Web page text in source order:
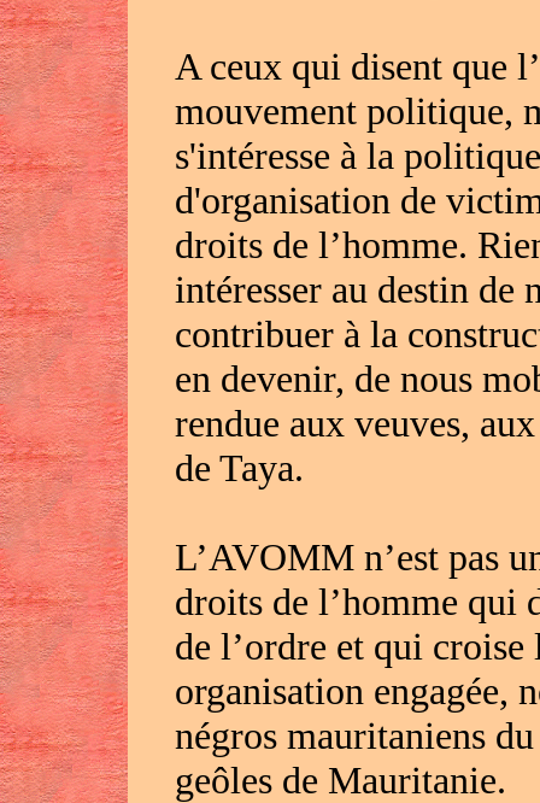
A ceux qui disent que
mouvement politique,
s'intéresse à la
d'organisation de
droits de l’homme.
intéresser au destin de
contribuer à la
en devenir, de nous
rendue aux veuves,
de Taya.
L’AVOMM n’est pas
droits de l’homme qui
de l’ordre et qui croise
organisation engagée,
négros mauritaniens
geôles de Mauritanie.